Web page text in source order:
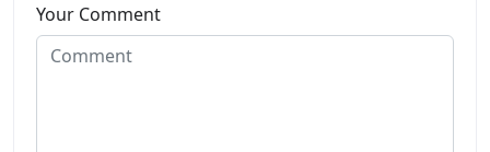
Your Comment